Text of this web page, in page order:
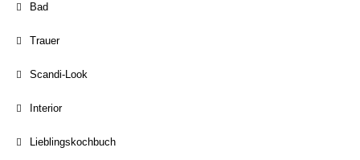
Bad
Trauer
Scandi-Look
Interior
Lieblingskochbuch